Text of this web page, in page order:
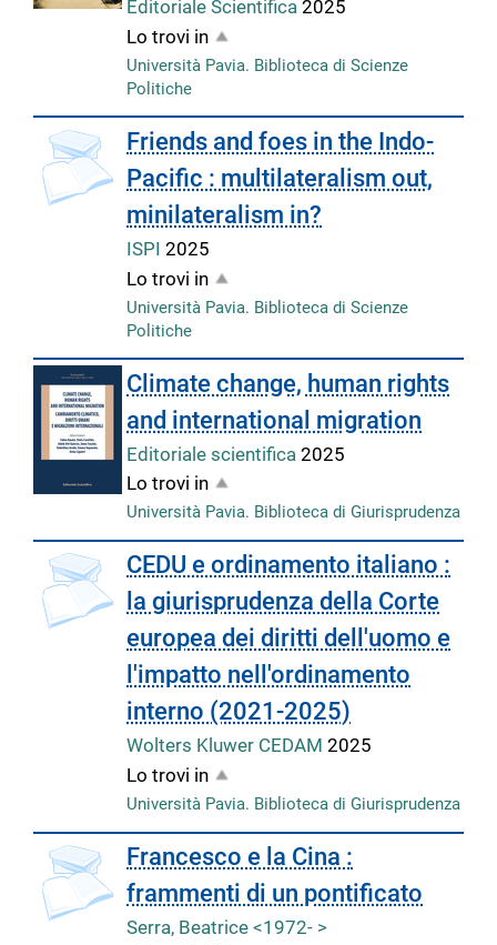
Editoriale Scientifica2025
Lo trovi in
Università Pavia. Biblioteca di Scienze
Politiche
Friends and foes in the Indo-
Pacific : multilateralism out,
minilateralism in?
ISPI2025
Lo trovi in
Università Pavia. Biblioteca di Scienze
Politiche
Climate change, human rights
and international migration
Editoriale scientifica2025
Lo trovi in
Università Pavia. Biblioteca di Giurisprudenza
CEDU e ordinamento italiano :
la giurisprudenza della Corte
europea dei diritti dell'uomo e
l'impatto nell'ordinamento
interno (2021-2025)
Wolters Kluwer CEDAM2025
Lo trovi in
Università Pavia. Biblioteca di Giurisprudenza
Francesco e la Cina :
frammenti di un pontificato
Serra, Beatrice <1972- >